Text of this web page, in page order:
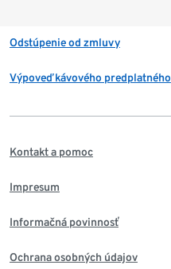
Odstúpenie od zmluvy
Výpoveď kávového predplatného
Kontakt a pomoc
Impresum
Informačná povinnosť
Ochrana osobných údajov